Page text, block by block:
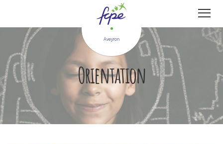
Aveyron
Orientation